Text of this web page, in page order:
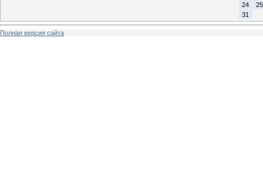
24
25
31
Полная версия сайта